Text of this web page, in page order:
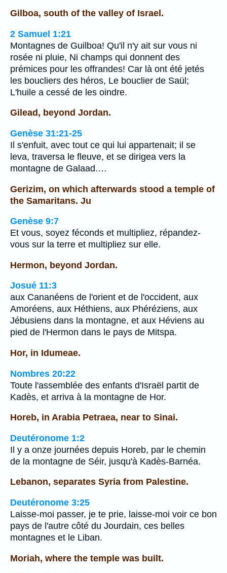
Gilboa, south of the valley of Israel.
2 Samuel 1:21
Montagnes de Guilboa! Qu'il n'y ait sur vous ni
rosée ni pluie, Ni champs qui donnent des
prémices pour les offrandes! Car là ont été jetés
les boucliers des héros, Le bouclier de Saül;
L'huile a cessé de les oindre.
Gilead, beyond Jordan.
Genèse 31:21-25
Il s'enfuit, avec tout ce qui lui appartenait; il se
leva, traversa le fleuve, et se dirigea vers la
montagne de Galaad.…
Gerizim, on which afterwards stood a temple of
the Samaritans. Ju
Genèse 9:7
Et vous, soyez féconds et multipliez, répandez-
vous sur la terre et multipliez sur elle.
Hermon, beyond Jordan.
Josué 11:3
aux Cananéens de l'orient et de l'occident, aux
Amoréens, aux Héthiens, aux Phéréziens, aux
Jébusiens dans la montagne, et aux Héviens au
pied de l'Hermon dans le pays de Mitspa.
Hor, in Idumeae.
Nombres 20:22
Toute l'assemblée des enfants d'Israël partit de
Kadès, et arriva à la montagne de Hor.
Horeb, in Arabia Petraea, near to Sinai.
Deutéronome 1:2
Il y a onze journées depuis Horeb, par le chemin
de la montagne de Séir, jusqu'à Kadès-Barnéa.
Lebanon, separates Syria from Palestine.
Deutéronome 3:25
Laisse-moi passer, je te prie, laisse-moi voir ce bon
pays de l'autre côté du Jourdain, ces belles
montagnes et le Liban.
Moriah, where the temple was built.